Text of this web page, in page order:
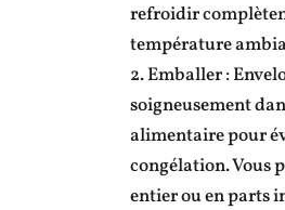
refroidir
température
2. Emballer :
soigneusement
alimentaire pour
congélation. Vous
entier ou en parts